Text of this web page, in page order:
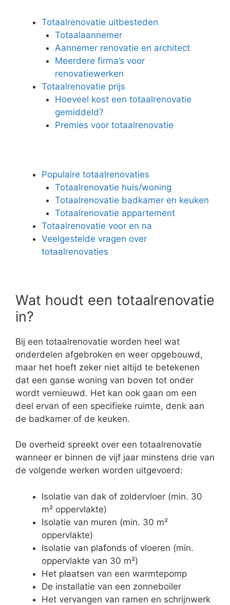
Totaalrenovatie uitbesteden
Totaalaannemer
Aannemer renovatie en architect
Meerdere firma’s voor
renovatiewerken
Totaalrenovatie prijs
Hoeveel kost een totaalrenovatie
gemiddeld?
Premies voor totaalrenovatie
Populaire totaalrenovaties
Totaalrenovatie huis/woning
Totaalrenovatie badkamer en keuken
Totaalrenovatie appartement
Totaalrenovatie voor en na
Veelgestelde vragen over
totaalrenovaties
Wat houdt een totaalrenovatie
in?
Bij een totaalrenovatie worden heel wat
onderdelen afgebroken en weer opgebouwd,
maar het hoeft zeker niet altijd te betekenen
dat een ganse woning van boven tot onder
wordt vernieuwd. Het kan ook gaan om een
deel ervan of een specifieke ruimte, denk aan
de badkamer of de keuken.
De overheid spreekt over een totaalrenovatie
wanneer er binnen de vijf jaar minstens drie van
de volgende werken worden uitgevoerd:
Isolatie van dak of zoldervloer (min. 30
m² oppervlakte)
Isolatie van muren (min. 30 m²
oppervlakte)
Isolatie van plafonds of vloeren (min.
oppervlakte van 30 m²)
Het plaatsen van een warmtepomp
De installatie van een zonneboiler
Het vervangen van ramen en schrijnwerk